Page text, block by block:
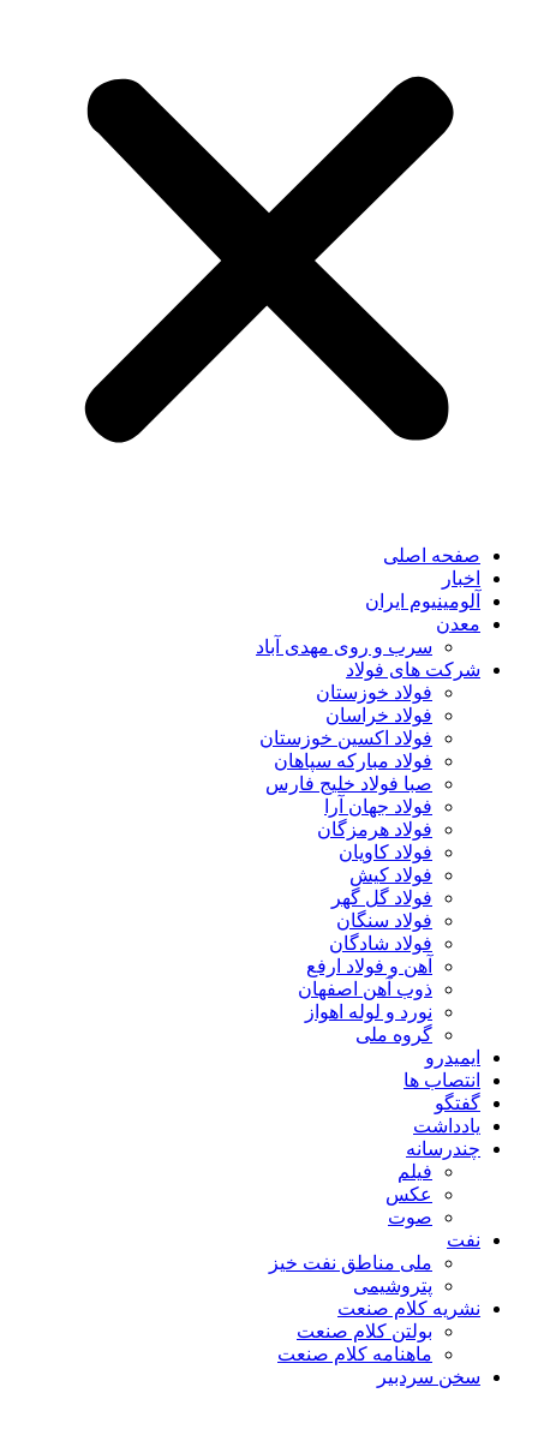
صفحه اصلی
اخبار
آلومینیوم ایران
معدن
سرب و روی مهدی آباد
شرکت های فولاد
فولاد خوزستان
فولاد خراسان
فولاد اکسین خوزستان
فولاد مبارکه سپاهان
صبا فولاد خلیج فارس
فولاد جهان آرا
فولاد هرمزگان
فولاد کاویان
فولاد کیش
فولاد گل گهر
فولاد سنگان
فولاد شادگان
آهن و فولاد ارفع
ذوب آهن اصفهان
نورد و لوله اهواز
گروه ملی
ایمیدرو
انتصاب ها
گفتگو
یادداشت
چندرسانه
فیلم
عکس
صوت
نفت
ملی مناطق نفت خیز
پتروشیمی
نشریه کلام صنعت
بولتن کلام صنعت
ماهنامه کلام صنعت
سخن سردبیر